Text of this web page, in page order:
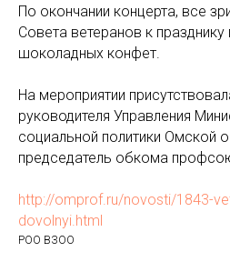
По окончании концерта, все
Совета ветеранов к
шоколадных конфет.
На мероприятии
руководителя Управления
социальной политики Омской
председатель обкома
http://omprof.ru/novosti/1843-
dovolnyi.html
РОО ВЗОО